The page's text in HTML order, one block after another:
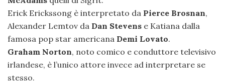
Erick Erickssong è interpretato da Pierce Brosnan,
Alexander Lemtov da Dan Stevens e Katiana dalla
famosa pop star americana Demi Lovato.
Graham Norton, noto comico e conduttore televisivo
irlandese, è l’unico attore invece ad interpretare se
stesso.